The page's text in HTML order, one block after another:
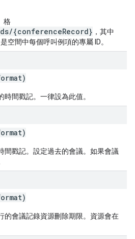
格
{conferenceRecord} ，其中
是空間中每個呼叫例項的專屬 ID。
間戳記。一律設為此值。
間戳記。設定過去的會議。如果會議
的會議記錄資源刪除期限。資源會在